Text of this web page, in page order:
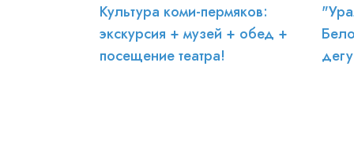
Культура коми-пермяков:
экскурсия + музей + обед +
посещение театра!